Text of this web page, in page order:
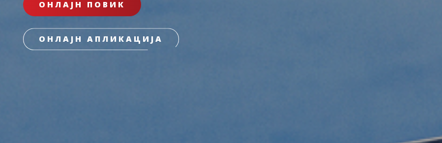
ОНЛАЈН ПОВИК
ОНЛАЈН АПЛИКАЦИЈА